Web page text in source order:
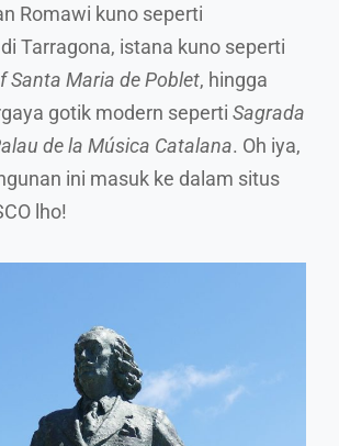
Romawi kuno seperti
di Tarragona, istana kuno seperti
Santa Maria de Poblet, hingga
gotik modern seperti Sagrada
de la Música Catalana. Oh iya,
ini masuk ke dalam situs
lho!